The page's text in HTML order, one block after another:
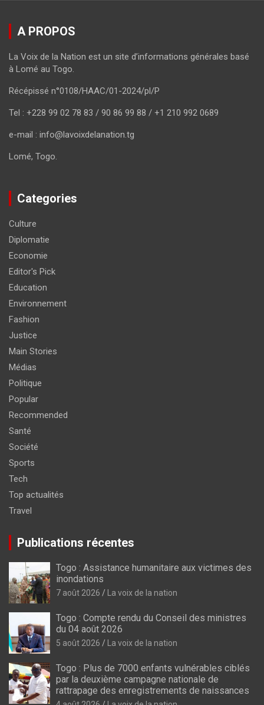
A PROPOS
La Voix de la Nation est un site d’informations générales basé
à Lomé au Togo.
Récépissé n°0108/HAAC/01-2024/pl/P
Tel : +228 99 02 78 83 / 90 86 99 88 / +1 210 992 0689
e-mail : info@lavoixdelanation.tg
Lomé, Togo.
Categories
Culture
Diplomatie
Economie
Editor's Pick
Education
Environnement
Fashion
Justice
Main Stories
Médias
Politique
Popular
Recommended
Santé
Société
Sports
Tech
Top actualités
Travel
Publications récentes
Togo : Assistance humanitaire aux victimes des
inondations
7 août 2026 La voix de la nation
Togo : Compte rendu du Conseil des ministres
du 04 août 2026
5 août 2026 La voix de la nation
Togo : Plus de 7000 enfants vulnérables ciblés
par la deuxième campagne nationale de
rattrapage des enregistrements de naissances